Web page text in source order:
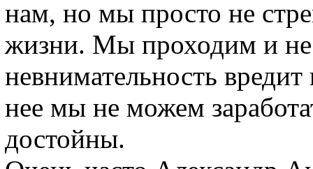
нам, но мы просто не
жизни. Мы проходим и не
невнимательность
нее мы не можем
достойны.